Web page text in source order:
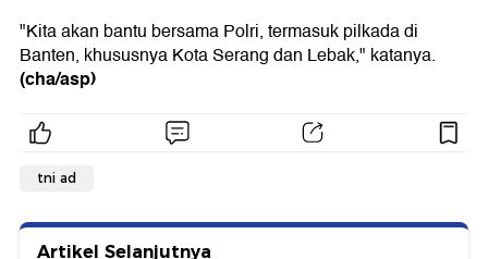
"Kita akan bantu bersama Polri, termasuk pilkada di
Banten, khususnya Kota Serang dan Lebak," katanya.
(cha/asp)
tni ad
Artikel Selanjutnya